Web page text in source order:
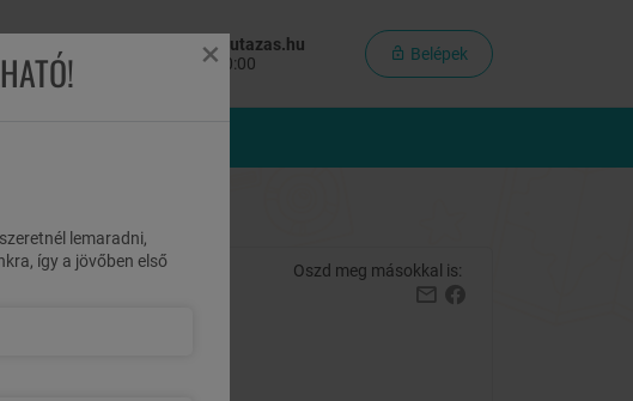
info@maiutazas.hu
Minden nap: 8:00-20:00
Belépek
Oszd meg másokkal is:
×
lemaradni,
így a jövőben első